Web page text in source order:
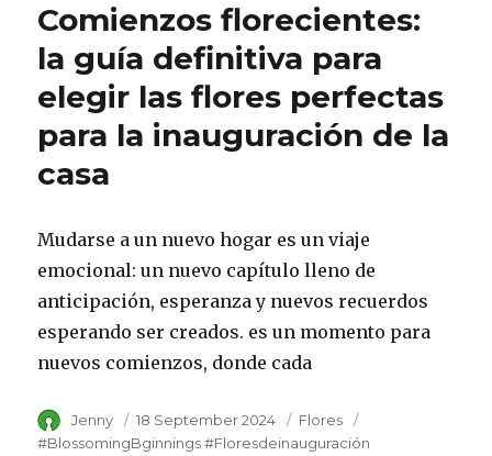
Comienzos florecientes:
la guía definitiva para
elegir las flores perfectas
para la inauguración de la
casa
Mudarse a un nuevo hogar es un viaje
emocional: un nuevo capítulo lleno de
anticipación, esperanza y nuevos recuerdos
esperando ser creados. es un momento para
nuevos comienzos, donde cada
Author
Jenny
Posted
on
18 September 2024 Category
Flores
#BlossomingBginnings #Floresdeinauguración